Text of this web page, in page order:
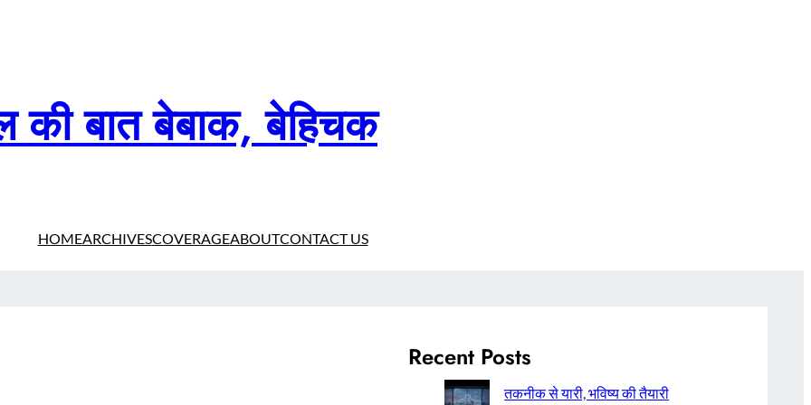
की बात बेबाक, बेहिचक
HOMEARCHIVESCOVERAGEABOUTCONTACT US
Recent Posts
तकनीक से यारी, भविष्य की तैयारी